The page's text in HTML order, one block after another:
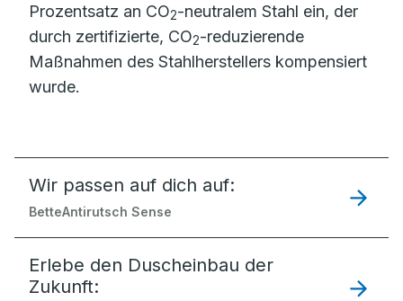
Prozentsatz an CO2-neutralem Stahl ein, der
durch zertifizierte, CO2-reduzierende
Maßnahmen des Stahlherstellers kompensiert
wurde.
Wir passen auf dich auf:
BetteAntirutsch Sense
Erlebe den Duscheinbau der
Zukunft: